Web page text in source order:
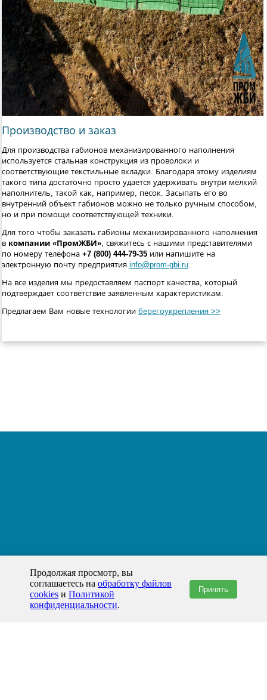
Производство и заказ
Для производства габионов механизированного наполнения
используется стальная конструкция из проволоки и
соответствующие текстильные вкладки. Благодаря этому изделиям
такого типа достаточно просто удается удерживать внутри мелкий
наполнитель, такой как, например, песок. Засыпать его во
внутренний объект габионов можно не только ручным способом,
но и при помощи соответствующей техники.
Для того чтобы заказать габионы механизированного наполнения
в компании «ПромЖБИ», свяжитесь с нашими представителями
по номеру телефона +7 (800) 444-79-35 или напишите на
электронную почту предприятия info@prom-gbi.ru.
На все изделия мы предоставляем паспорт качества, который
подтверждает соответствие заявленным характеристикам.
Предлагаем Вам новые технологии берегоукрепления >>
Продолжая просмотр, вы
соглашаетесь на обработку файлов
cookies и Политикой
конфиденциальности.
Принять